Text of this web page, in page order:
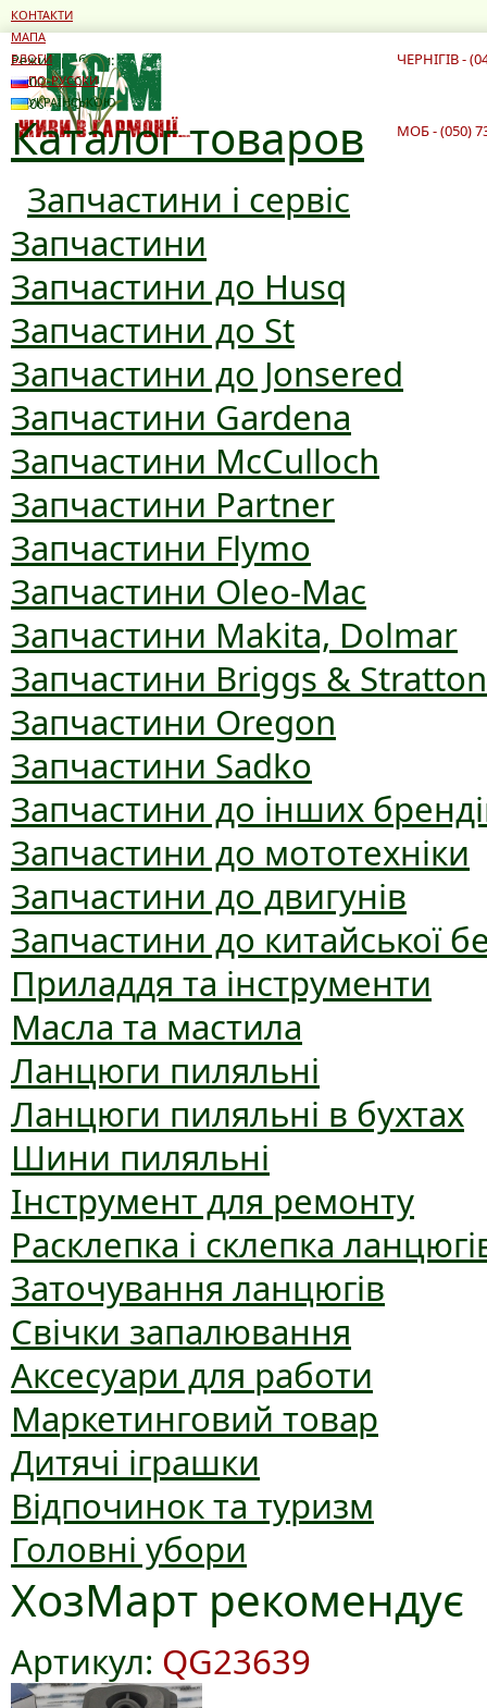
Режим роботи:
10:00 - 19:00
10:00 - 16:00
ЧЕРНІГІВ -
Каталог товаров
Запчастини і сервіс
Запчастини
Запчастини до Husq
Запчастини до St
Запчастини до Jonsered
Запчастини Gardena
Запчастини McCulloch
Запчастини Partner
Запчастини Flymo
Запчастини Oleo-Mac
Запчастини Makita, Dolmar
Запчастини Briggs & Stratton
Запчастини Oregon
Запчастини Sadko
Запчастини до інших
Запчастини до мототехніки
Запчастини до двигунів
Запчастини до китайської
Приладдя та інструменти
Масла та мастила
Ланцюги пиляльні
Ланцюги пиляльні в бухтах
Шини пиляльні
Інструмент для ремонту
Расклепка і склепка
Заточування ланцюгів
Свічки запалювання
Аксесуари для работи
Маркетинговий товар
Дитячі іграшки
Відпочинок та туризм
Головні убори
ХозМарт рекомендує
Артикул: QG23639
МОБ - (050)
КОНТАКТИ
МАПА
БЛОГИ
ПО-РУССКИ
УКРАЇНСЬКОЮ